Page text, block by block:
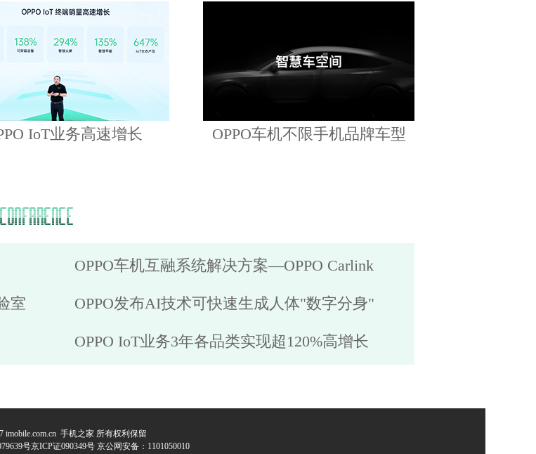
IoT业务高速增长 OPPO车机不限手机品牌车型
室
OPPO车机互融系统解决方案—OPPO Carlink
OPPO发布AI技术可快速生成人体"数字分身"
OPPO IoT业务3年各品类实现超120%高增长
imobile.com.cn 手机之家 所有权利保留
号京ICP证090349号 京公网安备：1101050010